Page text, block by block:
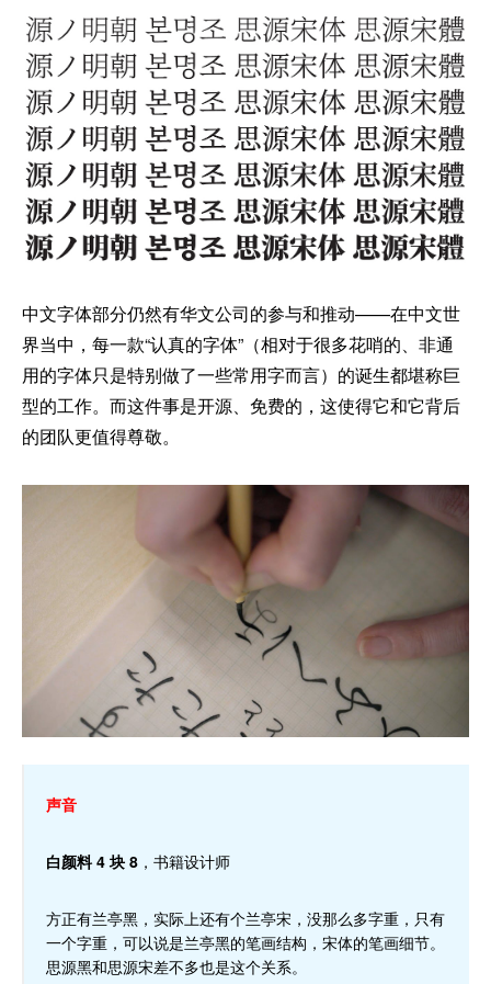
中文字体部分仍然有华文公司的参与和推动——在中文世
界当中，每一款“认真的字体”（相对于很多花哨的、非通
用的字体只是特别做了一些常用字而言）的诞生都堪称巨
型的工作。而这件事是开源、免费的，这使得它和它背后
的团队更值得尊敬。
声音
白颜料 4 块 8 ，书籍设计师
方正有兰亭黑，实际上还有个兰亭宋，没那么多字重，只有
一个字重，可以说是兰亭黑的笔画结构，宋体的笔画细节。
思源黑和思源宋差不多也是这个关系。